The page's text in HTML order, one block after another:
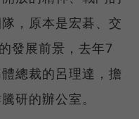
，原本是宏碁、交
發展前景，去年7
總裁的呂理達，擔
研的辦公室。